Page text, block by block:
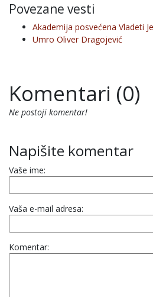
Povezane vesti
Akademija posvećena Vladeti
Umro Oliver Dragojević
Komentari (0)
Ne postoji komentar!
Napišite komentar
Vaše ime:
Vaša e-mail adresa:
Komentar: